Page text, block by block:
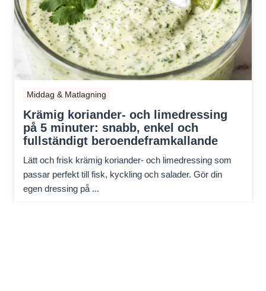
Middag & Matlagning
Krämig koriander- och limedressing
på 5 minuter: snabb, enkel och
fullständigt beroendeframkallande
Lätt och frisk krämig koriander- och limedressing som
passar perfekt till fisk, kyckling och salader. Gör din
egen dressing på ...